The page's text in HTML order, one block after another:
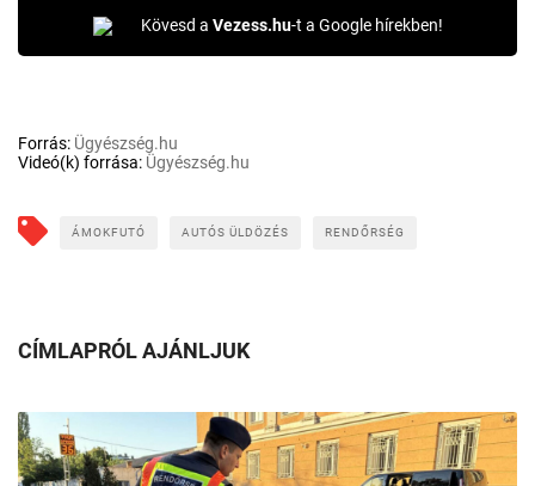
Kövesd a Vezess.hu-t a Google hírekben!
Forrás: Ügyészség.hu
Videó(k) forrása: Ügyészség.hu
ÁMOKFUTÓ AUTÓS ÜLDÖZÉS RENDŐRSÉG
CÍMLAPRÓL AJÁNLJUK